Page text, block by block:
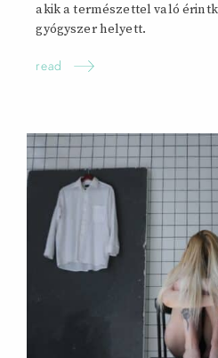
akik a természettel való
gyógyszer helyett.
read